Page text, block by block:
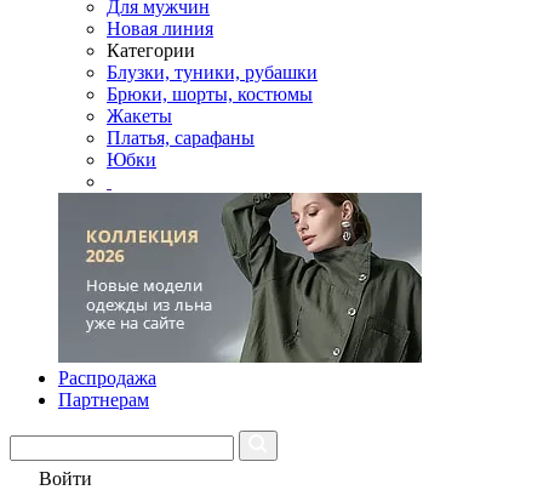
Для мужчин
Новая линия
Категории
Блузки, туники, рубашки
Брюки, шорты, костюмы
Жакеты
Платья, сарафаны
Юбки
Распродажа
Партнерам
Войти